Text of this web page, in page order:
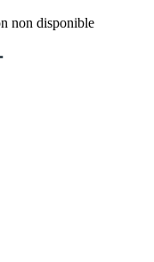
non disponible